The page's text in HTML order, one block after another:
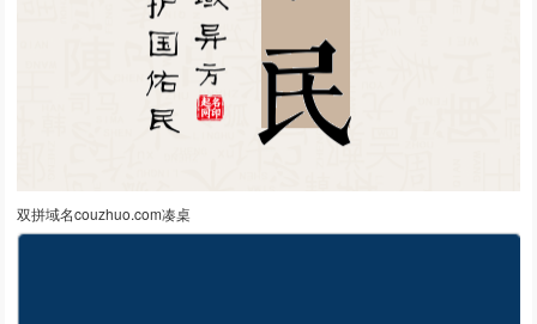
双拼域名couzhuo.com凑桌